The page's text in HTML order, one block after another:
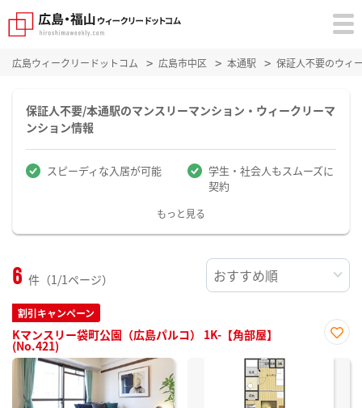
広島ウィークリードットコム 広島市中区 本通駅 保証人不要のウィ
保証人不要/本通駅のマンスリーマンション・ウィークリーマ
ンション情報
スピーディな入居が可能
学生・社会人もスムーズに
契約
もっと見る
6 件（1/1ページ）
割引キャンペーン
Kマンスリー袋町公園（広島パルコ） 1K-【角部屋】
(No.421)
に入